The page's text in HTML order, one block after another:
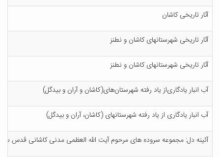
آث‍ار ت‍اری‍خ‍ی‌ ک‍اش‍ان‌
آث‍ار ت‍اری‍خ‍ی‌ ش‍ه‍رس‍ت‍ان‍ه‍ای‌ ک‍اش‍ان‌ و ن‍طن‍ز
آث‍ار ت‍اری‍خ‍ی‌ ش‍ه‍رس‍ت‍ان‍ه‍ای‌ ک‍اش‍ان‌ و ن‍طن‍ز
آب‌ ان‍ب‍ار ی‍ادگ‍اری‌از ی‍اد رف‍ت‍ه‌ ش‍ه‍رس‍ت‍ان‌ه‍ای‌(ک‍اش‍ان‌ و آران‌ و ب‍ی‍دگ‍ل‌)
آب‌ ان‍ب‍ار ی‍ادگ‍اری‌ از ی‍اد رف‍ت‍ه‌ ش‍ه‍رس‍ت‍ان‍ه‍ای‌ (ک‍اش‍ان‌، آران‌ و ب‍ی‍دگ‍ل‌)
آئ‍ی‍ن‍ه‌ دل‌: م‍ج‍م‍وع‍ه‌ س‍روده‌ ه‍ای‌ م‍رح‍وم‌ آی‍ت‌ ال‍ل‍ه‌ ال‍ع‍ظم‍ی‌ م‍دن‍ی‌ ک‍اش‍ان‍ی‌ ق‍دس‌ س‍ره‌